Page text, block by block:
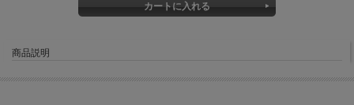
商品説明